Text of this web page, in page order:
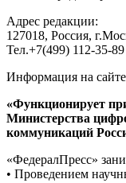
Адрес редакции:
127018, Россия,
Тел.+7(499) 112-35-
Информация на
«Функционирует
Министерства
коммуникаций
«ФедералПресс»
• Проведением